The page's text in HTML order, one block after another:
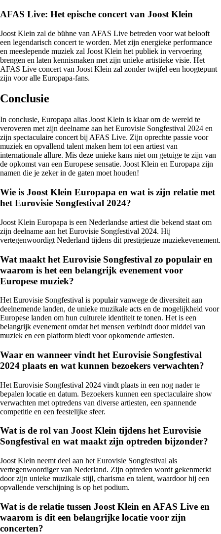
AFAS Live: Het epische concert van Joost Klein
Joost Klein zal de bühne van AFAS Live betreden voor wat belooft
een legendarisch concert te worden. Met zijn energieke performance
en meeslepende muziek zal Joost Klein het publiek in vervoering
brengen en laten kennismaken met zijn unieke artistieke visie. Het
AFAS Live concert van Joost Klein zal zonder twijfel een hoogtepunt
zijn voor alle Europapa-fans.
Conclusie
In conclusie, Europapa alias Joost Klein is klaar om de wereld te
veroveren met zijn deelname aan het Eurovisie Songfestival 2024 en
zijn spectaculaire concert bij AFAS Live. Zijn oprechte passie voor
muziek en opvallend talent maken hem tot een artiest van
internationale allure. Mis deze unieke kans niet om getuige te zijn van
de opkomst van een Europese sensatie. Joost Klein en Europapa zijn
namen die je zeker in de gaten moet houden!
Wie is Joost Klein Europapa en wat is zijn relatie met
het Eurovisie Songfestival 2024?
Joost Klein Europapa is een Nederlandse artiest die bekend staat om
zijn deelname aan het Eurovisie Songfestival 2024. Hij
vertegenwoordigt Nederland tijdens dit prestigieuze muziekevenement.
Wat maakt het Eurovisie Songfestival zo populair en
waarom is het een belangrijk evenement voor
Europese muziek?
Het Eurovisie Songfestival is populair vanwege de diversiteit aan
deelnemende landen, de unieke muzikale acts en de mogelijkheid voor
Europese landen om hun culturele identiteit te tonen. Het is een
belangrijk evenement omdat het mensen verbindt door middel van
muziek en een platform biedt voor opkomende artiesten.
Waar en wanneer vindt het Eurovisie Songfestival
2024 plaats en wat kunnen bezoekers verwachten?
Het Eurovisie Songfestival 2024 vindt plaats in een nog nader te
bepalen locatie en datum. Bezoekers kunnen een spectaculaire show
verwachten met optredens van diverse artiesten, een spannende
competitie en een feestelijke sfeer.
Wat is de rol van Joost Klein tijdens het Eurovisie
Songfestival en wat maakt zijn optreden bijzonder?
Joost Klein neemt deel aan het Eurovisie Songfestival als
vertegenwoordiger van Nederland. Zijn optreden wordt gekenmerkt
door zijn unieke muzikale stijl, charisma en talent, waardoor hij een
opvallende verschijning is op het podium.
Wat is de relatie tussen Joost Klein en AFAS Live en
waarom is dit een belangrijke locatie voor zijn
concerten?